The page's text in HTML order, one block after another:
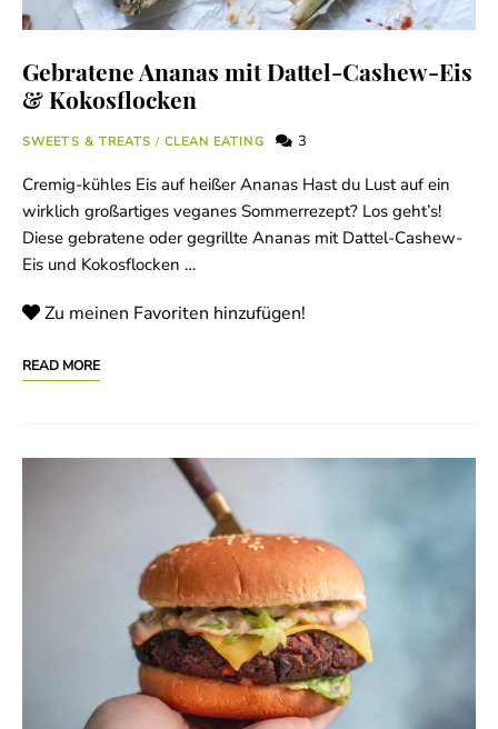
Gebratene Ananas mit Dattel-Cashew-Eis
& Kokosflocken
SWEETS & TREATS / CLEAN EATING 3
Cremig-kühles Eis auf heißer Ananas Hast du Lust auf ein
wirklich großartiges veganes Sommerrezept? Los geht’s!
Diese gebratene oder gegrillte Ananas mit Dattel-Cashew-
Eis und Kokosflocken …
Zu meinen Favoriten hinzufügen!
READ MORE